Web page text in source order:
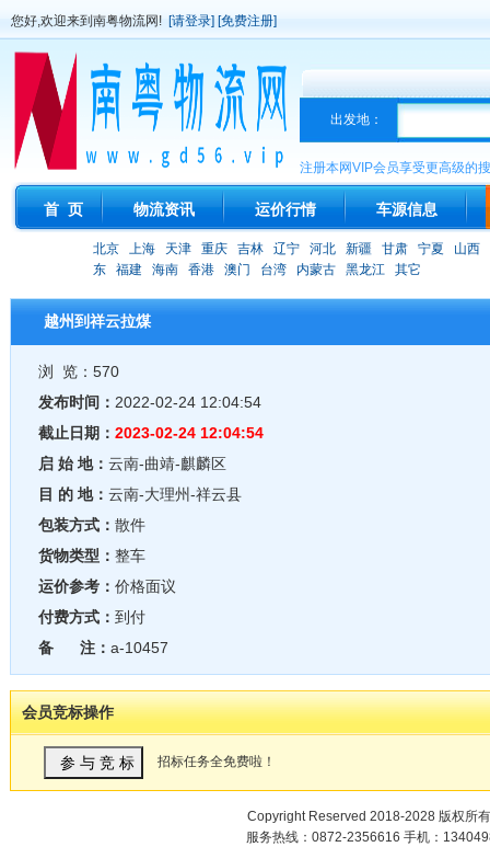
您好,欢迎来到南粤物流网! [请登录] [免费注册]
出发地：
注册本网VIP会员享受更高级的
首 页 物流资讯 运价行情 车源信息
北京 上海 天津 重庆 吉林 辽宁 河北 新疆 甘肃 宁夏
山西
东
福建 海南 香港 澳门 台湾 内蒙古 黑龙江 其它
越州到祥云拉煤
浏 览：570
发布时间： 2022-02-24 12:04:54
截止日期： 2023-02-24 12:04:54
启 始 地： 云南-曲靖-麒麟区
目 的 地： 云南-大理州-祥云县
包装方式： 散件
货物类型： 整车
运价参考： 价格面议
付费方式： 到付
备 注： a-10457
会员竞标操作
招标任务全免费啦！
Copyright Reserved 2018-2028 版权所
服务热线：0872-2356616 手机：